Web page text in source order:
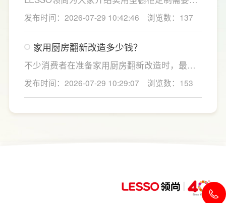
居住、日常用水量少的家庭，无需盲目追求超
大通量，避免功能过剩造成浪费。
注的几个关键细节：实用型橱柜定制应结合厨
房面积和家庭烹饪习惯进行规划，合理划分
洗、切、炒动线，提升下厨效率；同时充分利
用吊柜、地柜、高柜等收纳空间，并配置抽屉
分区、拉篮、转角收纳等功能设计，提高空间
利用率。
发布时间：2026-07-29 10:42:46 浏览数：137
家用厨房翻新改造多少钱？
不少消费者在准备家用厨房翻新改造时，最关
心的问题莫过于“家用厨房翻新改造多少钱”，接
下来LESSO领尚为大家解答一下。事实上，厨
房改造费用并没有统一标准，通常会受到改造
范围、空间面积、材料品质、功能配置以及是
发布时间：2026-07-29 10:29:07 浏览数：153